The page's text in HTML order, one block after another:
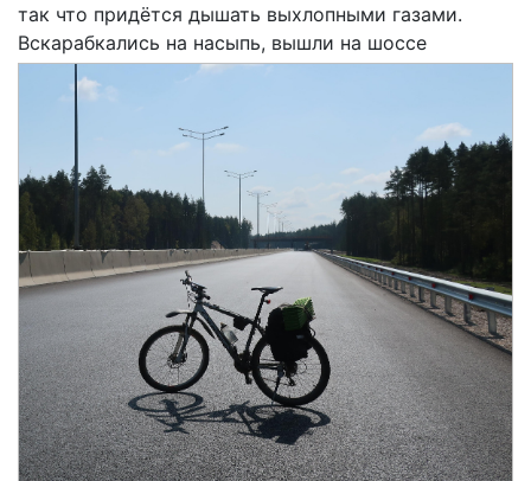
так что придётся дышать выхлопными газами.
Вскарабкались на насыпь, вышли на шоссе